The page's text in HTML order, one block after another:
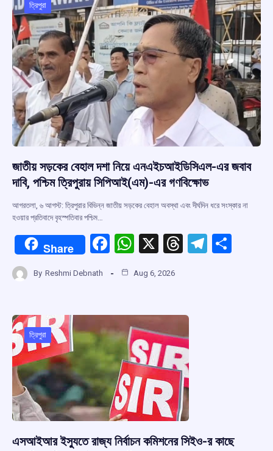
ত্রিপুরা
জাতীয় সড়কের বেহাল দশা নিয়ে এনএইচআইডিসিএল-এর জবাব
দাবি, পশ্চিম ত্রিপুরায় সিপিআই(এম)-এর গণবিক্ষোভ
আগরতলা, ৬ আগস্ট: ত্রিপুরার বিভিন্ন জাতীয় সড়কের বেহাল অবস্থা এবং দীর্ঘদিন ধরে সংস্কার না
হওয়ার প্রতিবাদে বৃহস্পতিবার পশ্চিম…
Share
F
ce
o
o
k
W
at
A
p
p
X
T
d
s
T
By Reshmi Debnath Aug 6, 2026
ত্রিপুরা
এসআইআর ইস্যুতে রাজ্য নির্বাচন কমিশনের সিইও-র কাছে